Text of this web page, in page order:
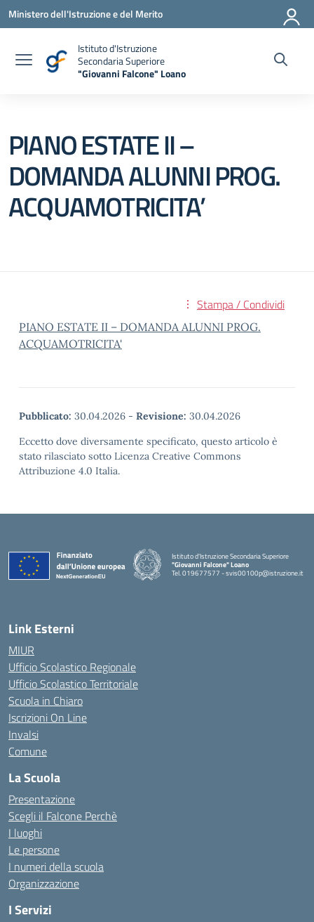
Vai ai contenuti
Vai al menu di navigazione
Vai al footer
Ministero dell'Istruzione e del Merito
Istituto d'Istruzione
Secondaria Superiore
"Giovanni Falcone" Loano
PIANO ESTATE II –
DOMANDA ALUNNI PROG.
ACQUAMOTRICITA’
Stampa / Condividi
PIANO ESTATE II – DOMANDA ALUNNI PROG.
ACQUAMOTRICITA'
Pubblicato: 30.04.2026 - Revisione: 30.04.2026
Eccetto dove diversamente specificato, questo articolo è
stato rilasciato sotto Licenza Creative Commons
Attribuzione 4.0 Italia.
Istituto d'Istruzione Secondaria Superiore
"Giovanni Falcone" Loano
Tel. 019677577 - svis00100p@istruzione.it
— Visita la pagina iniziale della scuola
Link Esterni
MIUR
Ufficio Scolastico Regionale
Ufficio Scolastico Territoriale
Scuola in Chiaro
Iscrizioni On Line
Invalsi
Comune
La Scuola
Presentazione
Scegli il Falcone Perchè
I luoghi
Le persone
I numeri della scuola
Organizzazione
I Servizi